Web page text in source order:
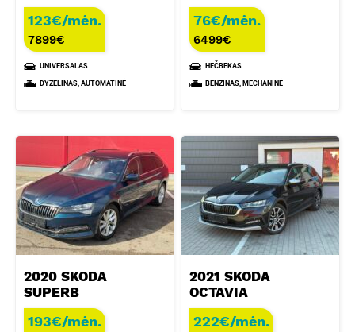
123€/mėn.
7899€
UNIVERSALAS
DYZELINAS, AUTOMATINĖ
76€/mėn.
6499€
HEČBEKAS
BENZINAS, MECHANINĖ
2020 SKODA
SUPERB
193€/mėn.
2021 SKODA
OCTAVIA
222€/mėn.